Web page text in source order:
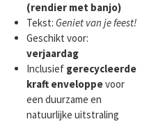
(rendier met banjo)
Tekst: Geniet van je feest!
Geschikt voor:
verjaardag
Inclusief gerecycleerde
kraft enveloppevoor
een duurzame en
natuurlijke uitstraling